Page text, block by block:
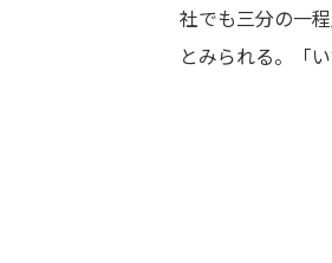
社でも三分の一
とみられる。「